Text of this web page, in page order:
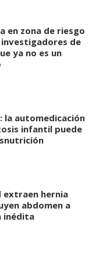
en zona de riesgo
de
ya no es un
la automedicación
infantil puede
extraen hernia
abdomen a
inédita